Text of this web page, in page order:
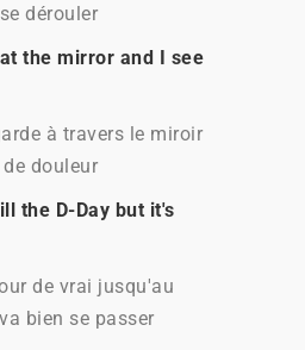
dérouler
the mirror and I see
à travers le miroir
douleur
the D-Day but it's
de vrai jusqu'au
bien se passer